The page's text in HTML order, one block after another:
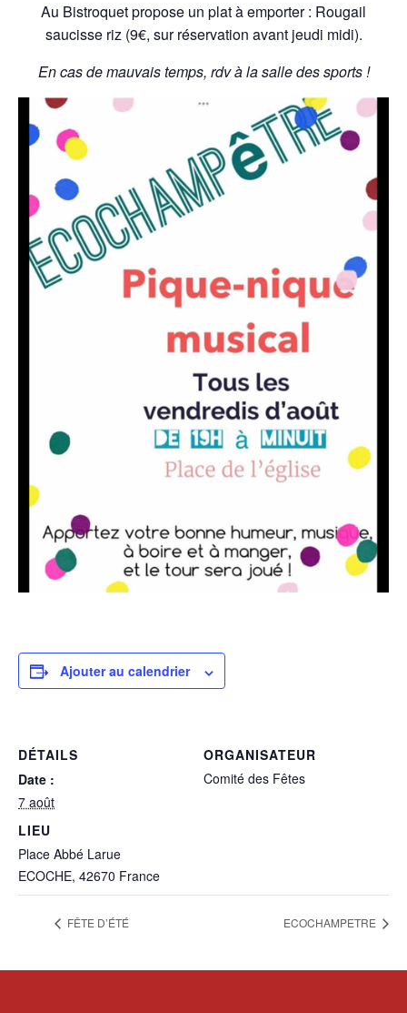
Au Bistroquet propose un plat à emporter : Rougail
saucisse riz (9€, sur réservation avant jeudi midi).
En cas de mauvais temps, rdv à la salle des sports !
Ajouter au calendrier
DÉTAILS
Date :
7 août
LIEU
Place Abbé Larue
ECOCHE, 42670 France
ORGANISATEUR
Comité des Fêtes
FÊTE D’ÉTÉ ECOCHAMPETRE